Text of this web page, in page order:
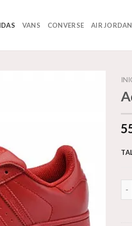
VANS CONVERSE AIR JORDAN
deseos